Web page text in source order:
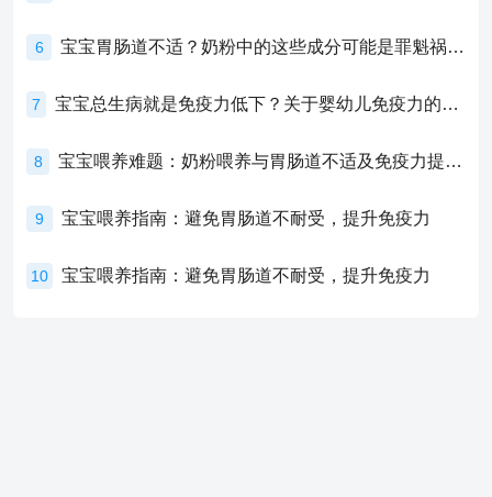
6 宝宝胃肠道不适？奶粉中的这些成分可能是罪魁祸首！
7 宝宝总生病就是免疫力低下？关于婴幼儿免疫力的真相，家长必须了解！
8 宝宝喂养难题：奶粉喂养与胃肠道不适及免疫力提升的奥秘
9 宝宝喂养指南：避免胃肠道不耐受，提升免疫力
10 宝宝喂养指南：避免胃肠道不耐受，提升免疫力